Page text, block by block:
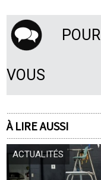
VOUS
À LIRE AUSSI
ACTUALITÉS